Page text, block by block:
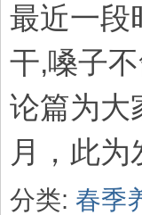
最近一段
干,嗓子
论篇为大
月，此
分类: 春季